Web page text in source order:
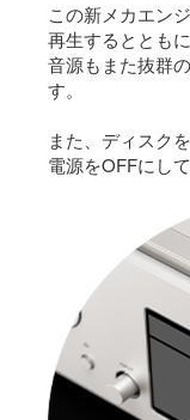
この新メカエン
再生するととも
音源もまた抜群
す。
また、ディスク
電源をOFFにし